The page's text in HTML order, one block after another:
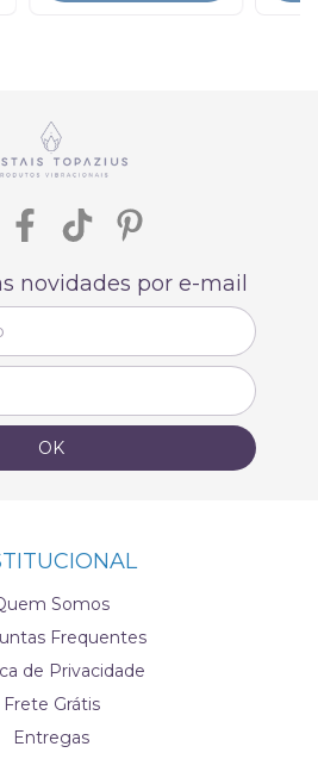
novidades por e-mail
Somos
Frequentes
de Privacidade
Frete Grátis
Entregas